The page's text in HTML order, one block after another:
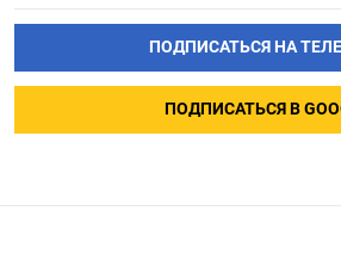
ПОДПИСАТЬСЯ НА
ПОДПИСАТЬСЯ В